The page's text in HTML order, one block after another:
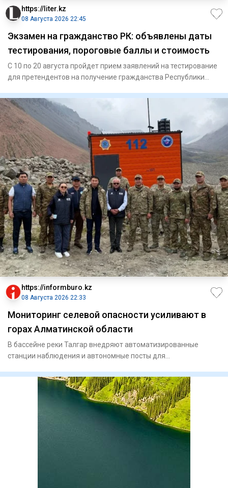
https://liter.kz
08 Августа 2026 22:45
Экзамен на гражданство РК: объявлены даты
тестирования, пороговые баллы и стоимость
С 10 по 20 августа пройдет прием заявлений на тестирование
для претендентов на получение гражданства Республики
https://informburo.kz
08 Августа 2026 22:33
Мониторинг селевой опасности усиливают в
горах Алматинской области
В бассейне реки Талгар внедряют автоматизированные
станции наблюдения и автономные посты для